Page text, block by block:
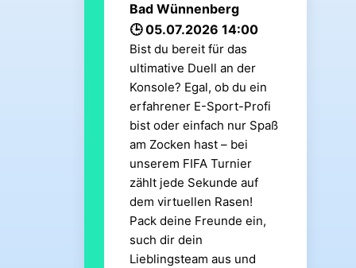
Bad Wünnenberg
05.07.2026 14:00
Bist du bereit für das
ultimative Duell an der
Konsole? Egal, ob du ein
erfahrener E-Sport-Profi
bist oder einfach nur Spaß
am Zocken hast – bei
unserem FIFA Turnier
zählt jede Sekunde auf
dem virtuellen Rasen!
Pack deine Freunde ein,
such dir dein
Lieblingsteam aus und